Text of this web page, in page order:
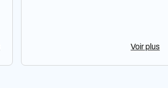
Voir plus